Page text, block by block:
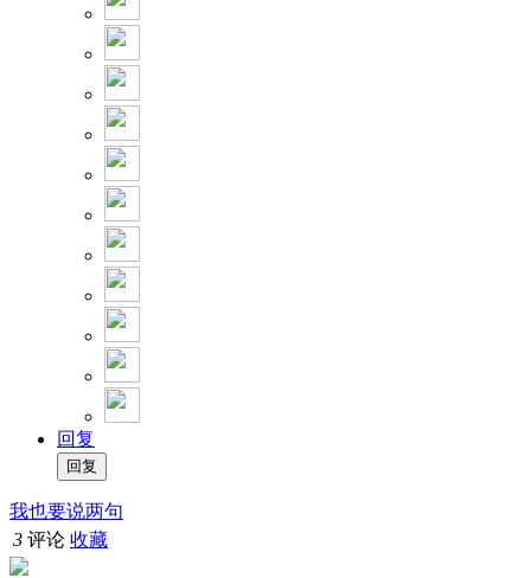
回复
我也要说两句
3 评论 收藏